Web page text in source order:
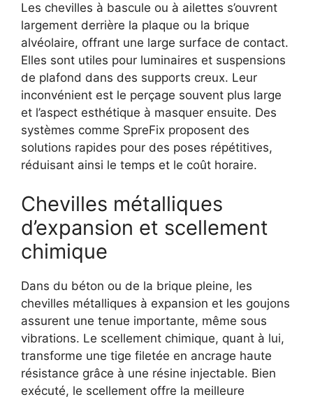
Les chevilles à bascule ou à ailettes s’ouvrent
largement derrière la plaque ou la brique
alvéolaire, offrant une large surface de contact.
Elles sont utiles pour luminaires et suspensions
de plafond dans des supports creux. Leur
inconvénient est le perçage souvent plus large
et l’aspect esthétique à masquer ensuite. Des
systèmes comme SpreFix proposent des
solutions rapides pour des poses répétitives,
réduisant ainsi le temps et le coût horaire.
Chevilles métalliques
d’expansion et scellement
chimique
Dans du béton ou de la brique pleine, les
chevilles métalliques à expansion et les goujons
assurent une tenue importante, même sous
vibrations. Le scellement chimique, quant à lui,
transforme une tige filetée en ancrage haute
résistance grâce à une résine injectable. Bien
exécuté, le scellement offre la meilleure